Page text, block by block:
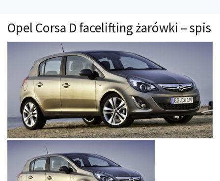
Technika jazdy
Oświetlenie
Kalkulatory
Przelicznik mocy
Auto z niemiec
Galerie
Opel Corsa D facelifting żarówki – spis